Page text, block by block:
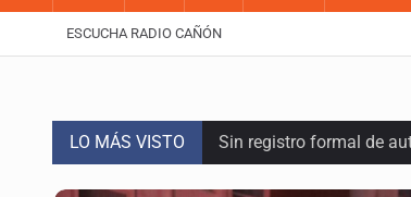
ESCUCHA RADIO CAÑÓN
LO MÁS VISTO Sin registro formal de
Congreso sólo autorizó